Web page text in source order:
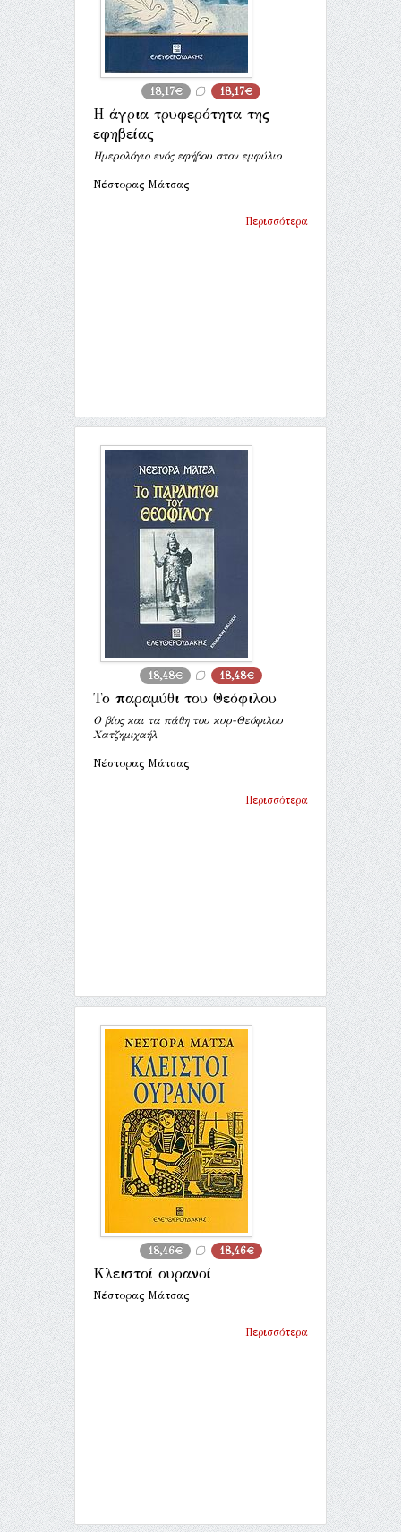
18,17€ 18,17€
Η άγρια τρυφερότητα της
εφηβείας
Ημερολόγιο ενός εφήβου στον εμφύλιο
Νέστορας Μάτσας
Περισσότερα
18,48€ 18,48€
Το παραμύθι του Θεόφιλου
Ο βίος και τα πάθη του κυρ-Θεόφιλου
Χατζημιχαήλ
Νέστορας Μάτσας
Περισσότερα
18,46€ 18,46€
Κλειστοί ουρανοί
Νέστορας Μάτσας
Περισσότερα